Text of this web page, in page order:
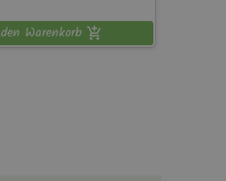
Warenkorb